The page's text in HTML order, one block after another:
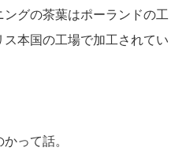
グの茶葉はポーランドの工
本国の工場で加工されてい
って話。